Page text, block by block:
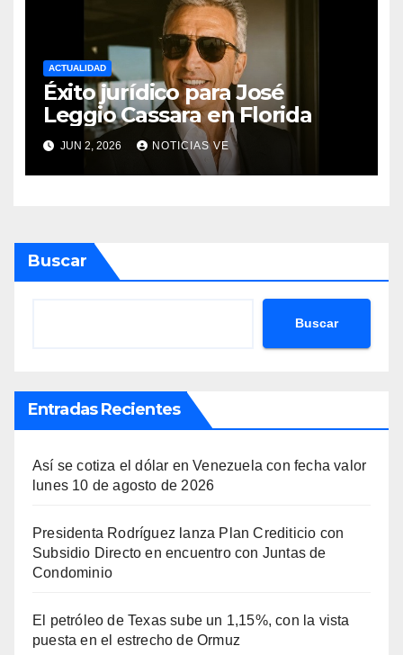
ACTUALIDAD
Éxito jurídico para José
Leggio Cassara en Florida
JUN 2, 2026 NOTICIAS VE
Buscar
Buscar
Entradas Recientes
Así se cotiza el dólar en Venezuela con fecha valor
lunes 10 de agosto de 2026
Presidenta Rodríguez lanza Plan Crediticio con
Subsidio Directo en encuentro con Juntas de
Condominio
El petróleo de Texas sube un 1,15%, con la vista
puesta en el estrecho de Ormuz